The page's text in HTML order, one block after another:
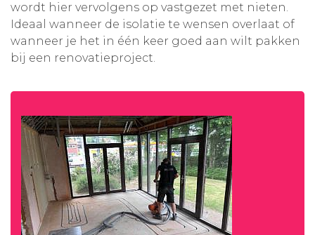
wordt hier vervolgens op vastgezet met nieten.
Ideaal wanneer de isolatie te wensen overlaat of
wanneer je het in één keer goed aan wilt pakken
bij een renovatieproject.